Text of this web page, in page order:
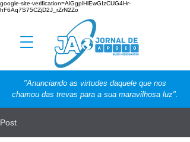
google-site-verification=AlGgplHlEwGIzCUG4Hr-
hF6Aq7S75CZjD2J_rZrN2Zo
"Anunciando as virtudes daquele que nos
chamou das trevas para a sua maravilhosa luz".
Post